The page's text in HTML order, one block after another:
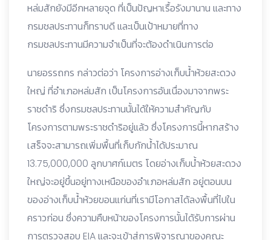
หล่มสักยังมีอีกหลายจุด ที่เป็นปัญหาเรื้อรังมานาน และทาง
กรมชลประทานก็ทราบดี และเป็นเป้าหมายที่ทาง
กรมชลประทานมีความจำเป็นที่จะต้องดำเนินการต่อ
นายอรรถกร กล่าวต่อว่า โครงการอ่างเก็บน้ำห้วยสะดวง
ใหญ่ ที่อำเภอหล่มสัก เป็นโครงการอันเนื่องมาจากพระ
ราชดำริ ซึ่งกรมชลประทานนั้นได้ให้ความสำคัญกับ
โครงการตามพระราชดำริอยู่แล้ว ซึ่งโครงการนี้หากสร้าง
เสร็จจะสามารถเพิ่มพื้นที่เก็บกักน้ำได้ประมาณ
13.75,000,000 ลูกบาศก์เมตร โดยอ่างเก็บน้ำห้วยสะดวง
ใหญ่จะอยู่ขึ้นอยู่ทางเหนือของอำเภอหล่มสัก อยู่ตอนบน
ของอ่างเก็บน้ำห้วยขอนแก่นที่เรามีโอกาสได้ลงพื้นที่ไปใน
คราวก่อน ซึ่งความคืบหน้าของโครงการนั้นได้รับการผ่าน
การตรวจสอบ EIA และจะเข้าสู่การพิจารณาของคณะ